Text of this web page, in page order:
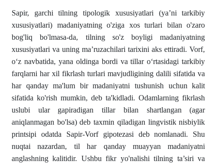
Sapir, garchi tilning tipologik xususiyatlari (ya’ni tarkibiy
xususiyatlari) madaniyatning o'ziga xos turlari bilan o'zaro
bog'liq bo'lmasa-da, tilning so'z boyligi madaniyatning
xususiyatlari va uning ma’ruzachilari tarixini aks ettiradi. Vorf,
o‘z navbatida, yana oldinga bordi va tillar o‘rtasidagi tarkibiy
farqlarni har xil fikrlash turlari mavjudligining dalili sifatida va
har qanday ma'lum bir madaniyatni tushunish uchun kalit
sifatida ko'rish mumkin, deb ta'kidladi. Odamlarning fikrlash
uslubi ular gapiradigan tillar bilan shartlangan (agar
aniqlanmagan bo'lsa) deb taxmin qiladigan lingvistik nisbiylik
printsipi odatda Sapir-Vorf gipotezasi deb nomlanadi. Shu
nuqtai nazardan, til har qanday muayyan madaniyatni
anglashning kalitidir. Ushbu fikr yo'nalishi tilning ta’siri va